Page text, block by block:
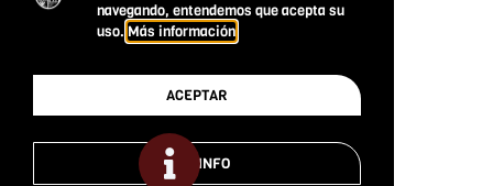
navegando, entendemos que acepta su
uso. Más información
ACEPTAR
MÁS INFO